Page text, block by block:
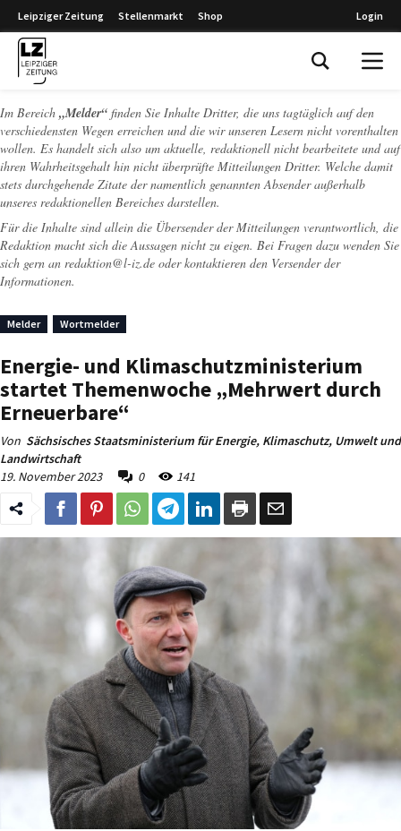
Leipziger Zeitung Stellenmarkt Shop Login
Im Bereich „Melder“ finden Sie Inhalte Dritter, die uns tagtäglich auf den
verschiedensten Wegen erreichen und die wir unseren Lesern nicht vorenthalten
wollen. Es handelt sich also um aktuelle, redaktionell nicht bearbeitete und auf
ihren Wahrheitsgehalt hin nicht überprüfte Mitteilungen Dritter. Welche damit
stets durchgehende Zitate der namentlich genannten Absender außerhalb
unseres redaktionellen Bereiches darstellen.
Für die Inhalte sind allein die Übersender der Mitteilungen verantwortlich, die
Redaktion macht sich die Aussagen nicht zu eigen. Bei Fragen dazu wenden Sie
sich gern an redaktion@l-iz.de oder kontaktieren den Versender der
Informationen.
Melder Wortmelder
Energie- und Klimaschutzministerium
startet Themenwoche „Mehrwert durch
Erneuerbare“
Von Sächsisches Staatsministerium für Energie, Klimaschutz, Umwelt und
Landwirtschaft
19. November 2023
0 141